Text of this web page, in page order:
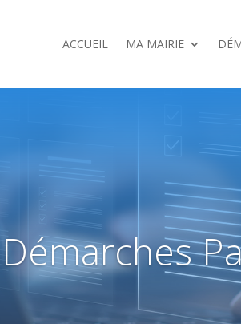
ACCUEIL MA MAIRIE
Démarches